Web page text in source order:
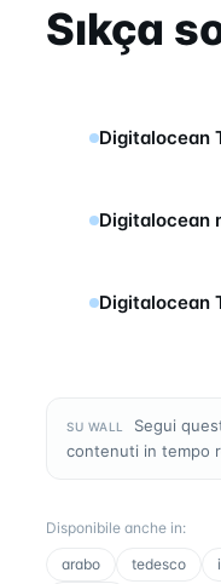
Sıkça
Digitalocean
Digitalocean
Digitalocean
SU WALL
Segui
contenuti in tempo
Disponibile anche in:
arabo
tedesco